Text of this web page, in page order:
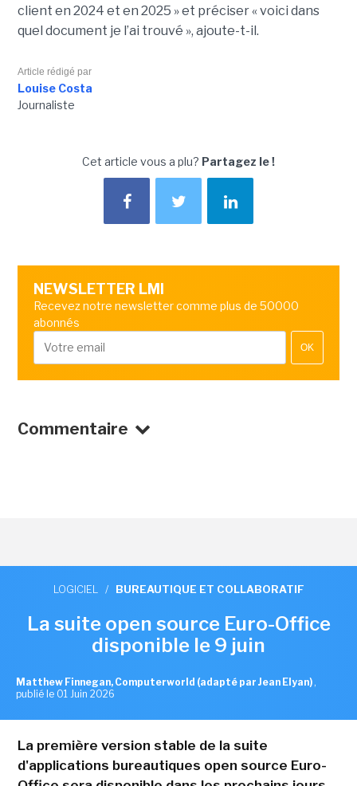
client en 2024 et en 2025 » et préciser « voici dans
quel document je l’ai trouvé », ajoute-t-il.
Article rédigé par
Louise Costa
Journaliste
Cet article vous a plu? Partagez le !
NEWSLETTER LMI
Recevez notre newsletter comme plus de 50000
abonnés
OK
Commentaire
LOGICIEL / BUREAUTIQUE ET COLLABORATIF
La suite open source Euro-Office
disponible le 9 juin
Matthew Finnegan, Computerworld (adapté par Jean Elyan) ,
publié le 01 Juin 2026
La première version stable de la suite
d'applications bureautiques open source Euro-